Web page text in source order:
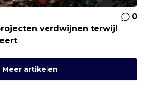
0
verdwijnen terwijl
Meer artikelen